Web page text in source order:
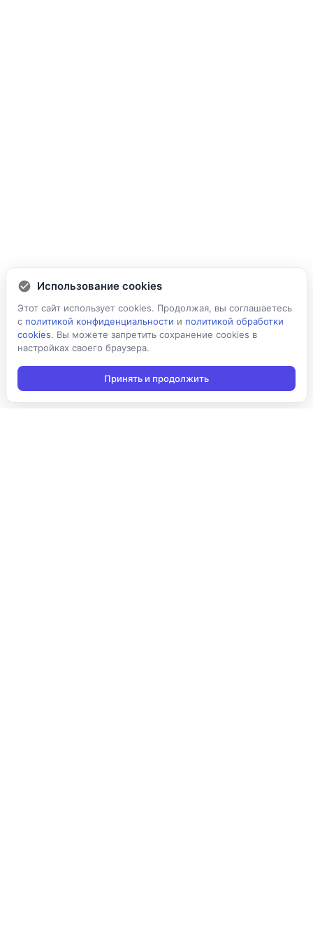
Использование cookies
Этот сайт использует cookies. Продолжая, вы соглашаетесь
с политикой конфиденциальности и политикой обработки
cookies. Вы можете запретить сохранение cookies в
настройках своего браузера.
Принять и продолжить